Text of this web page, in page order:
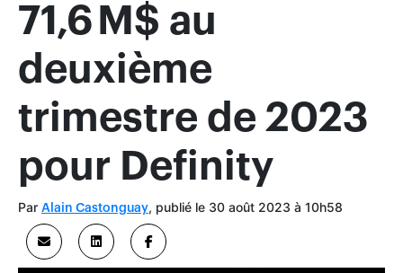
71,6 M$ au
deuxième
trimestre de 2023
pour Definity
Par Alain Castonguay, publié le 30 août 2023 à 10h58